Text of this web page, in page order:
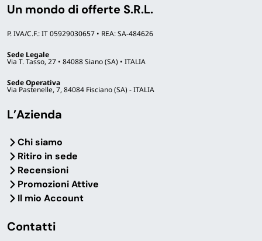
Un mondo di offerte S.R.L.
P. IVA/C.F.: IT 05929030657 • REA: SA-484626
Sede Legale
Via T. Tasso, 27 • 84088 Siano (SA) • ITALIA
Sede Operativa
Via Pastenelle, 7, 84084 Fisciano (SA) - ITALIA
L’Azienda
Chi siamo
Ritiro in sede
Recensioni
Promozioni Attive
Il mio Account
Contatti